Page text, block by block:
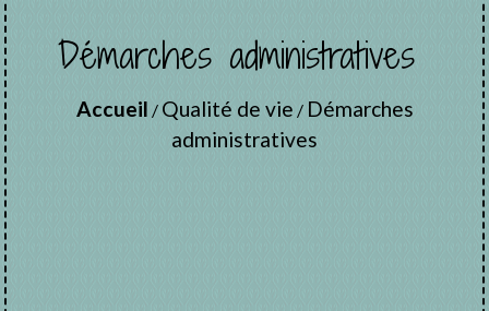
Démarches administratives
Accueil / Qualité de vie / Démarches
administratives